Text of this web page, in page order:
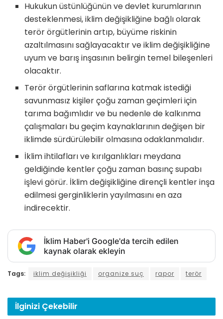
Hukukun üstünlüğünün ve devlet kurumlarının
desteklenmesi, iklim değişikliğine bağlı olarak
terör örgütlerinin artıp, büyüme riskinin
azaltılmasını sağlayacaktır ve iklim değişikliğine
uyum ve barış inşasının belirgin temel bileşenleri
olacaktır.
Terör örgütlerinin saflarına katmak istediği
savunmasız kişiler çoğu zaman geçimleri için
tarıma bağımlıdır ve bu nedenle de kalkınma
çalışmaları bu geçim kaynaklarının değişen bir
iklimde sürdürülebilir olmasına odaklanmalıdır.
İklim ihtilafları ve kırılganlıkları meydana
geldiğinde kentler çoğu zaman basınç supabı
işlevi görür. İklim değişikliğine dirençli kentler inşa
edilmesi gerginliklerin yayılmasını en aza
indirecektir.
İklim Haber'i Google'da tercih edilen
kaynak olarak ekleyin
Tags: iklim değişikliği organize suç rapor terör
İlginizi Çekebilir